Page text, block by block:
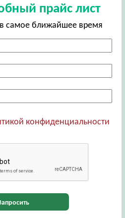
прайс лист
самое ближайшее время
конфиденциальности